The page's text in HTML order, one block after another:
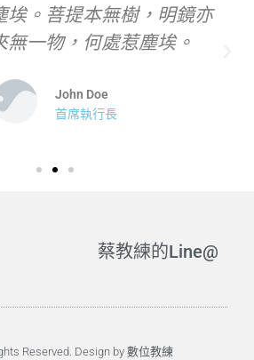
埃。菩提本無樹，明鏡亦
無一物，何處惹塵埃。
John Doe
首席執行長
蔡教練的Line@
Reserved. Design by 數位教練